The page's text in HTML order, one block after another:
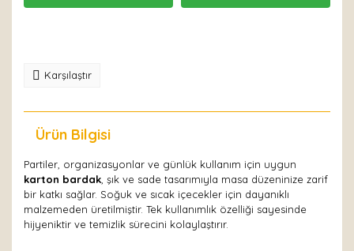
Karşılaştır
Ürün Bilgisi
Partiler, organizasyonlar ve günlük kullanım için uygun
karton bardak , şık ve sade tasarımıyla masa düzeninize zarif
bir katkı sağlar. Soğuk ve sıcak içecekler için dayanıklı
malzemeden üretilmiştir. Tek kullanımlık özelliği sayesinde
hijyeniktir ve temizlik sürecini kolaylaştırır.